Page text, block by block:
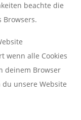
beachte die
Browsers.
wenn alle Cookies
deinem Browser
unsere Website